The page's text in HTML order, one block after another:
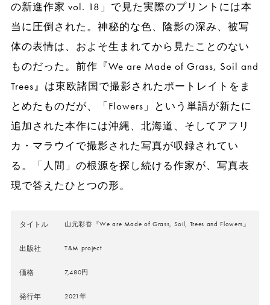
の新進作家 vol. 18」で見た実際のプリントには本
当に圧倒された。神秘的な色、陰影の深み、被写
体の表情は、およそ生まれてから見たことのない
ものだった。前作『We are Made of Grass, Soil and
Trees』は東欧諸国で撮影されたポートレイトをま
とめたものだが、「Flowers」という単語が新たに
追加された本作には沖縄、北海道、そしてアフリ
カ・マラウイで撮影された写真が収録されてい
る。「人間」の根源を探し続ける作家が、写真表
現で答えたひとつの形。
タイトル 山元彩香『We are Made of Grass, Soil, Trees and Flowers』
出版社 T&M project
価格 7,480円
発行年 2021年